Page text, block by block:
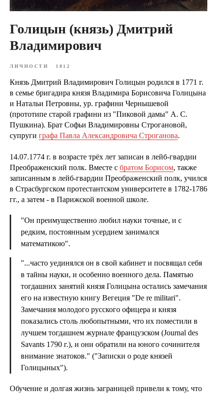
Голицын (князь) Дмитрий
Владимирович
ЛИЧНОСТИ 1812
Князь Дмитрий Владимирович Голицын родился в 1771 г.
в семье бригадира князя Владимира Борисовича Голицына
и Натальи Петровны, ур. графини Чернышевой
(прототипе старой графини из "Пиковой дамы" А. С.
Пушкина). Брат Софьи Владимировны Строгановой,
супруги графа Павла Александровича Строганова.
14.07.1774 г. в возрасте трёх лет записан в лейб-гвардии
Преображенский полк. Вместе с братом Борисом, также
записанным в лейб-гвардии Преображенский полк, учился
в Страсбургском протестантском университете в 1782-1786
гг., а затем - в Парижской военной школе.
"Он преимущественно любил науки точные, и с
редким, постоянным усердием занимался
математикою".
"...часто уединялся он в свой кабинет и посвящал себя
в тайны науки, и особенно военного дела. Памятью
тогдашних занятий князя Голицына остались замечания
его на известную книгу Вегеция "De re militari".
Замечания молодого русского офицера и князя
показались столь любопытными, что их поместили в
лучшем тогдашнем журнале французском (Journal des
Savants 1790 г.), и они обратили на юного сочинителя
внимание знатоков." ("Записки о роде князей
Голицыных").
Обучение и долгая жизнь заграницей привели к тому, что